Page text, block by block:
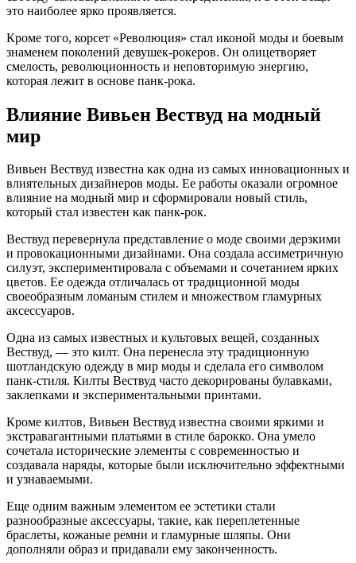
это наиболее ярко проявляется.
Кроме того, корсет «Революция» стал иконой моды и боевым
знаменем поколений девушек-рокеров. Он олицетворяет
смелость, революционность и неповторимую энергию,
которая лежит в основе панк-рока.
Влияние Вивьен Вествуд на модный
мир
Вивьен Вествуд известна как одна из самых инновационных и
влиятельных дизайнеров моды. Ее работы оказали огромное
влияние на модный мир и сформировали новый стиль,
который стал известен как панк-рок.
Вествуд перевернула представление о моде своими дерзкими
и провокационными дизайнами. Она создала ассиметричную
силуэт, экспериментировала с объемами и сочетанием ярких
цветов. Ее одежда отличалась от традиционной моды
своеобразным ломаным стилем и множеством гламурных
аксессуаров.
Одна из самых известных и культовых вещей, созданных
Вествуд, — это килт. Она перенесла эту традиционную
шотландскую одежду в мир моды и сделала его символом
панк-стиля. Килты Вествуд часто декорированы булавками,
заклепками и экспериментальными принтами.
Кроме килтов, Вивьен Вествуд известна своими яркими и
экстравагантными платьями в стиле барокко. Она умело
сочетала исторические элементы с современностью и
создавала наряды, которые были исключительно эффектными
и узнаваемыми.
Еще одним важным элементом ее эстетики стали
разнообразные аксессуары, такие, как переплетенные
браслеты, кожаные ремни и гламурные шляпы. Они
дополняли образ и придавали ему законченность.